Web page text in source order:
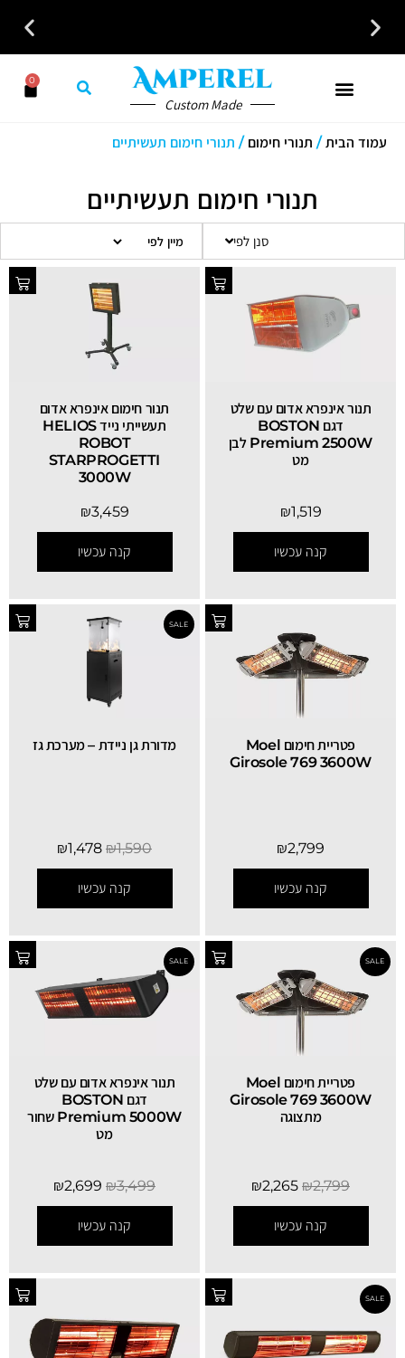
כל פתרונות האוורור והחימום במקום אחד לבית לעסק ולמשרד
Custom Made
0
עמוד הבית / תנורי חימום / תנורי חימום תעשיתיים
תנורי חימום תעשיתיים
סנן לפי
תנור אינפרא אדום עם שלט
דגם BOSTON
Premium 2500W לבן
מט
₪1,519
קנה עכשיו
תנור חימום אינפרא אדום
תעשייתי נייד HELIOS
ROBOT
STARPROGETTI
3000W
₪3,459
קנה עכשיו
‏פטריית חימום Moel
Girosole 769 3600W
₪2,799
קנה עכשיו
SALE
מדורת גן ניידת – מערכת גז
₪1,590
₪1,478
קנה עכשיו
‏פטריית חימום Moel
Girosole 769 3600W
מתצוגה
₪2,799
₪2,265
קנה עכשיו
תנור אינפרא אדום עם שלט
דגם BOSTON
Premium 5000W שחור
מט
₪3,499
₪2,699
קנה עכשיו